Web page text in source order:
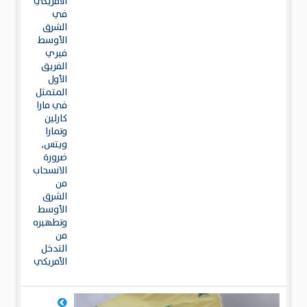
في
الشرق
الأوسط
فيري
الفريق
الأول
المتمثل
في مارا
كارلين
وتمارا
ويتس,
ضرورة
الانسحاب
من
الشرق
الأوسط
وتطهيره
من
التدخل
الأمريكي